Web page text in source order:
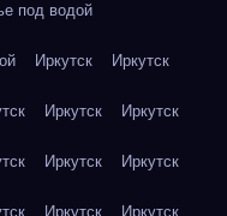
под водой
Иркутск Иркутск
Иркутск Иркутск
Иркутск Иркутск
Иркутск Иркутск